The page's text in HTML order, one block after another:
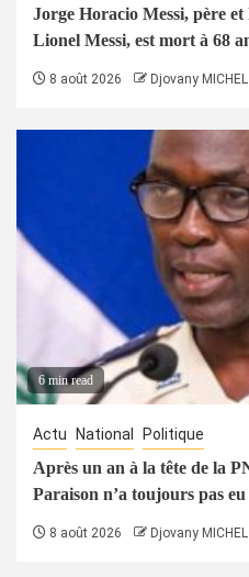
Jorge Horacio Messi, père
Lionel Messi, est mort à 68
8 août 2026 Djovany MICHEL
6 min read
Actu National Politique
Après un an à la tête de la
Paraison n’a toujours pas
8 août 2026 Djovany MICHEL